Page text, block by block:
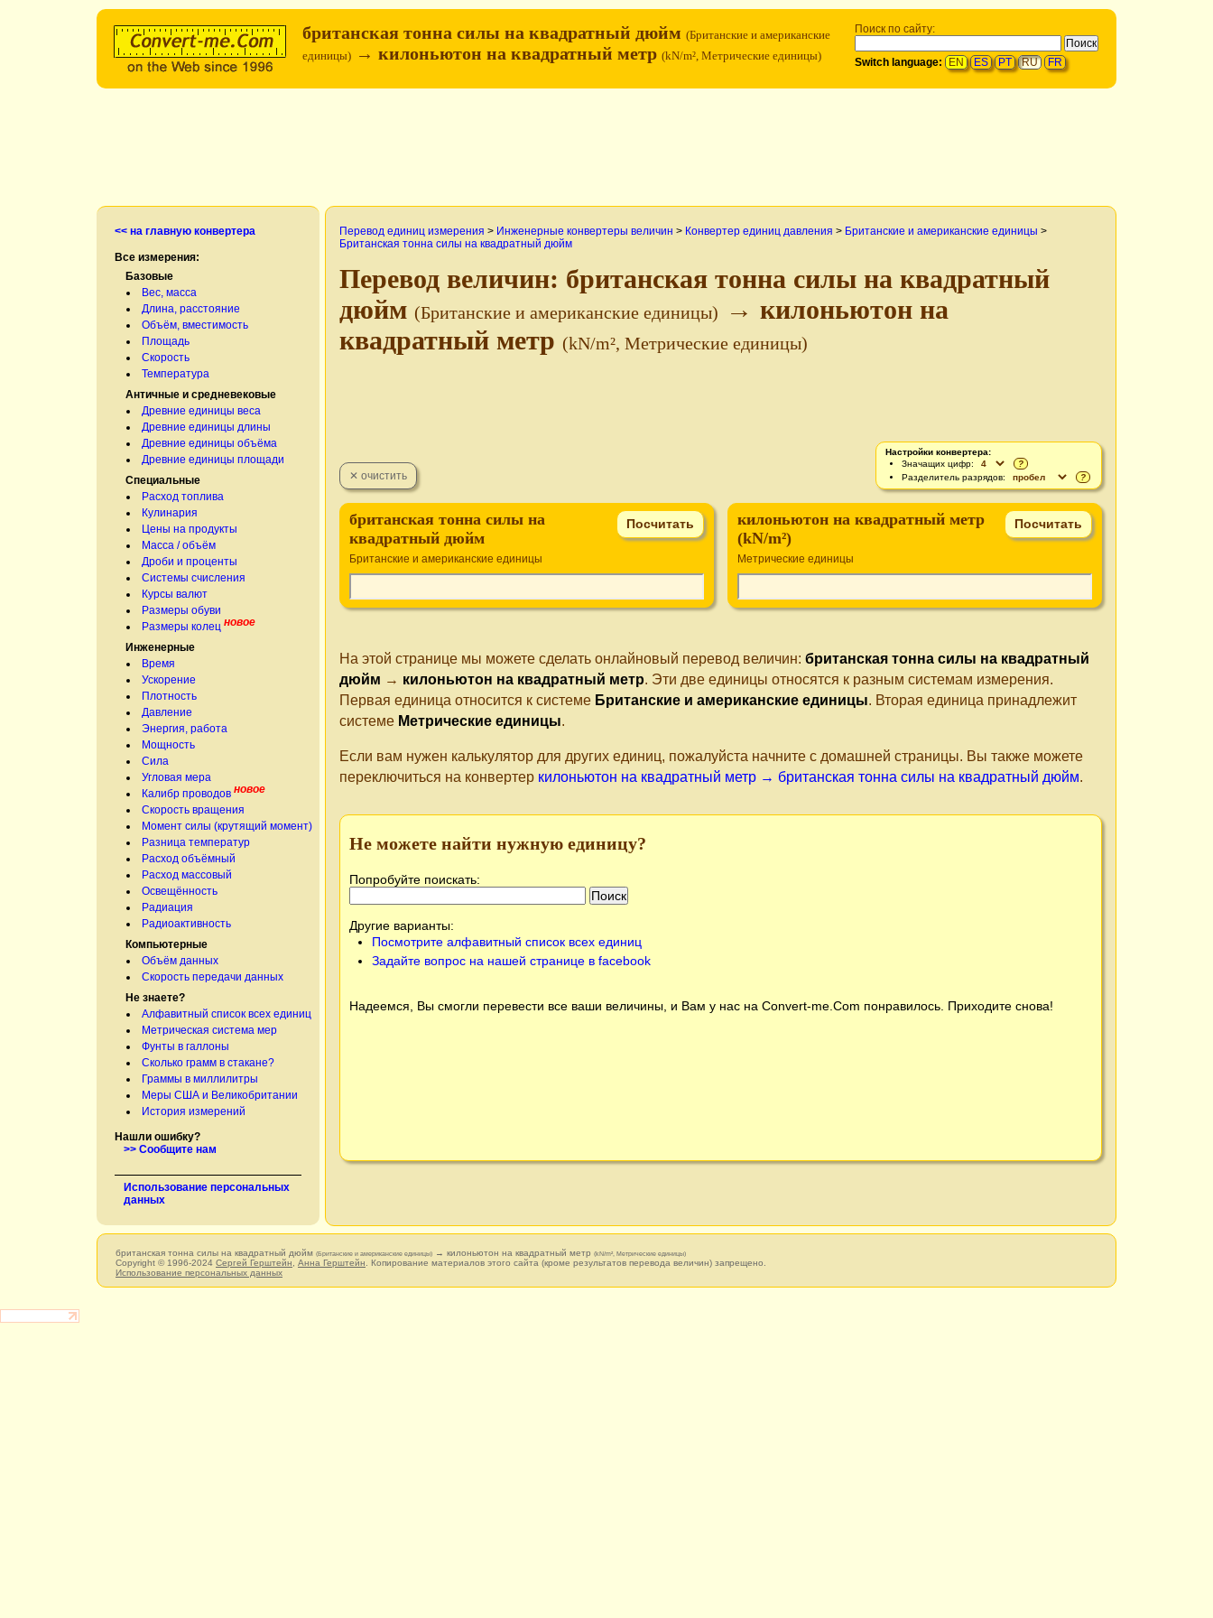
Поиск по сайту:
Switch language: EN ES PT RU FR
британская тонна силы на квадратный дюйм (Британские и американские
единицы) → килоньютон на квадратный метр (kN/m², Метрические единицы)
<< на главную конвертера
Все измерения:
Базовые
Вес, масса
Длина, расстояние
Объём, вместимость
Площадь
Скорость
Температура
Античные и средневековые
Древние единицы веса
Древние единицы длины
Древние единицы объёма
Древние единицы площади
Специальные
Расход топлива
Кулинария
Цены на продукты
Масса / объём
Дроби и проценты
Системы счисления
Курсы валют
Размеры обуви
Размеры колец новое
Инженерные
Время
Ускорение
Плотность
Давление
Энергия, работа
Мощность
Сила
Угловая мера
Калибр проводов новое
Скорость вращения
Момент силы (крутящий момент)
Разница температур
Расход объёмный
Расход массовый
Освещённость
Радиация
Радиоактивность
Компьютерные
Объём данных
Скорость передачи данных
Не знаете?
Алфавитный список всех единиц
Метрическая система мер
Фунты в галлоны
Сколько грамм в стакане?
Граммы в миллилитры
Меры США и Великобритании
История измерений
Нашли ошибку?
>> Сообщите нам
Использование персональных
данных
Перевод единиц измерения > Инженерные конвертеры величин > Конвертер единиц давления > Британские и американские единицы >
Британская тонна силы на квадратный дюйм
Перевод величин: британская тонна силы на квадратный
дюйм (Британские и американские единицы)
→ килоньютон на
квадратный метр (kN/m², Метрические единицы)
Настройки конвертера:
Значащих цифр:
?
Разделитель разрядов:
?
британская тонна силы на
квадратный дюйм
Британские и американские единицы
килоньютон на квадратный метр
(kN/m²)
Метрические единицы
На этой странице мы можете сделать онлайновый перевод величин: британская тонна силы на квадратный
дюйм → килоньютон на квадратный метр. Эти две единицы относятся к разным системам измерения.
Первая единица относится к системе Британские и американские единицы. Вторая единица принадлежит
системе Метрические единицы.
Если вам нужен калькулятор для других единиц, пожалуйста начните с домашней страницы. Вы также можете
переключиться на конвертер килоньютон на квадратный метр → британская тонна силы на квадратный дюйм.
Не можете найти нужную единицу?
Попробуйте поискать:
Другие варианты:
Посмотрите алфавитный список всех единиц
Задайте вопрос на нашей странице в facebook
Надеемся, Вы смогли перевести все ваши величины, и Вам у нас на Convert-me.Com понравилось. Приходите снова!
британская тонна силы на квадратный дюйм (Британские и американские единицы) → килоньютон на квадратный метр (kN/m², Метрические единицы)
Copyright © 1996-2024 Сергей Герштейн Анна Герштейн . Копирование материалов этого сайта (кроме результатов перевода величин) запрещено.
Использование персональных данных